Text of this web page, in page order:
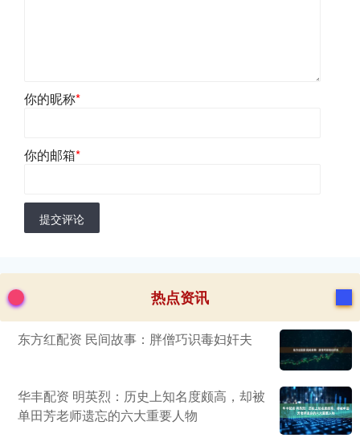
你的昵称*
你的邮箱*
提交评论
热点资讯
东方红配资 民间故事：胖僧巧识毒妇奸夫
华丰配资 明英烈：历史上知名度颇高，却被
单田芳老师遗忘的六大重要人物